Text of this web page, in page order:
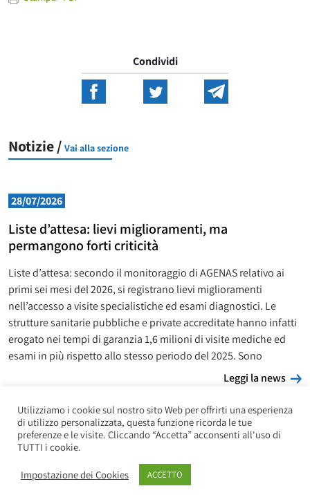
Condividi
Notizie / Vai alla sezione
28/07/2026
Liste d’attesa: lievi miglioramenti, ma
permangono forti criticità
Liste d’attesa: secondo il monitoraggio di AGENAS relativo ai
primi sei mesi del 2026, si registrano lievi miglioramenti
nell’accesso a visite specialistiche ed esami diagnostici. Le
strutture sanitarie pubbliche e private accreditate hanno infatti
erogato nei tempi di garanzia 1,6 milioni di visite mediche ed
esami in più rispetto allo stesso periodo del 2025. Sono
Leggi la news
Utilizziamo i cookie sul nostro sito Web per offrirti una esperienza
di utilizzo personalizzata, questa funzione ricorda le tue
preferenze e le visite. Cliccando “Accetta” acconsenti all'uso di
TUTTI i cookie.
Impostazione dei Cookies ACCETTO